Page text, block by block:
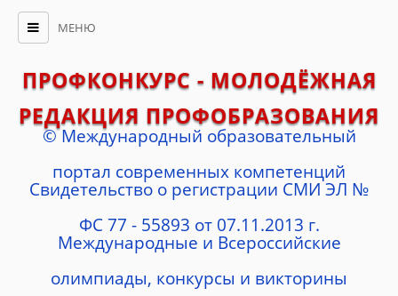
МЕНЮ
ПРОФКОНКУРС - МОЛОДЁЖНАЯ
РЕДАКЦИЯ ПРОФОБРАЗОВАНИЯ
© Международный образовательный
портал современных компетенций
Cвидетельство о регистрации СМИ ЭЛ №
ФС 77 - 55893 от 07.11.2013 г.
Международные и Всероссийские
олимпиады, конкурсы и викторины